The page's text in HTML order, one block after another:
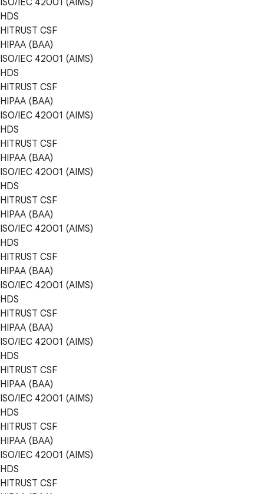
HDS
HITRUST CSF
HIPAA (BAA)
ISO/IEC 42001 (AIMS)
HDS
HITRUST CSF
HIPAA (BAA)
ISO/IEC 42001 (AIMS)
HDS
HITRUST CSF
HIPAA (BAA)
ISO/IEC 42001 (AIMS)
HDS
HITRUST CSF
HIPAA (BAA)
ISO/IEC 42001 (AIMS)
HDS
HITRUST CSF
HIPAA (BAA)
ISO/IEC 42001 (AIMS)
HDS
HITRUST CSF
HIPAA (BAA)
ISO/IEC 42001 (AIMS)
HDS
HITRUST CSF
HIPAA (BAA)
ISO/IEC 42001 (AIMS)
HDS
HITRUST CSF
HIPAA (BAA)
ISO/IEC 42001 (AIMS)
HDS
HITRUST CSF